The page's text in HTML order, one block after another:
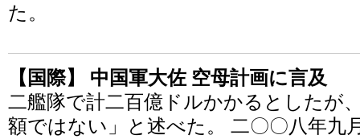
た。
【国際】 中国軍大佐 空母計画に言及
二艦隊で計二百億ドルかかるとしたが
額ではない」と述べた。 二〇〇八年九